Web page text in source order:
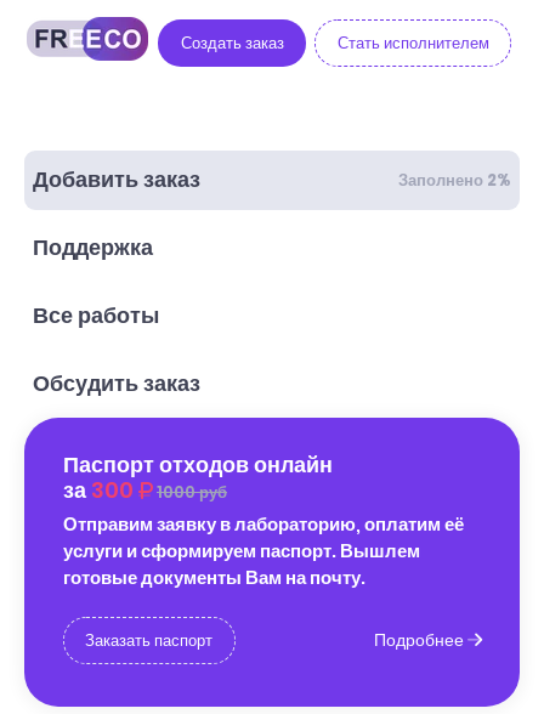
Создать заказ Стать исполнителем
Добавить заказ Заполнено 2%
Поддержка
Все работы
Обсудить заказ
Паспорт отходов онлайн
за 300 1000 руб
Отправим заявку в лабораторию, оплатим её
услуги и сформируем паспорт. Вышлем
готовые документы Вам на почту.
Заказать паспорт Подробнее